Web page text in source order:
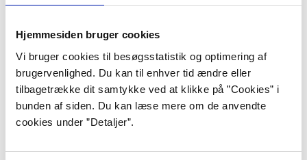
Hjemmesiden bruger cookies
Vi bruger cookies til besøgsstatistik og optimering af
brugervenlighed. Du kan til enhver tid ændre eller
tilbagetrække dit samtykke ved at klikke på ”Cookies” i
bunden af siden. Du kan læse mere om de anvendte
cookies under ”Detaljer”.
pandemier og naturkatastrofer?
Det er omdrejningspunktet i
nye bog “Frelseren fra Hvidovre”, der netop er
udkommet.
Forfatterweb har talt med forfatteren, inden bogen er
kommet på gaden.
super digteragtig, og gøre ham enormt magtfuld,"